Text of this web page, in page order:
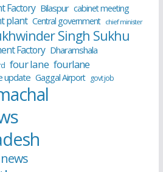
Factory Bilaspur cabinet meeting
plant Central government chief minister
Singh Sukhu
Factory Dharamshala
four lane fourlane
update Gaggal Airport govt job